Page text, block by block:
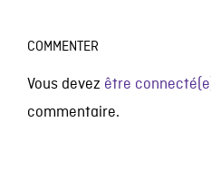
COMMENTER
Vous devez être
commentaire.